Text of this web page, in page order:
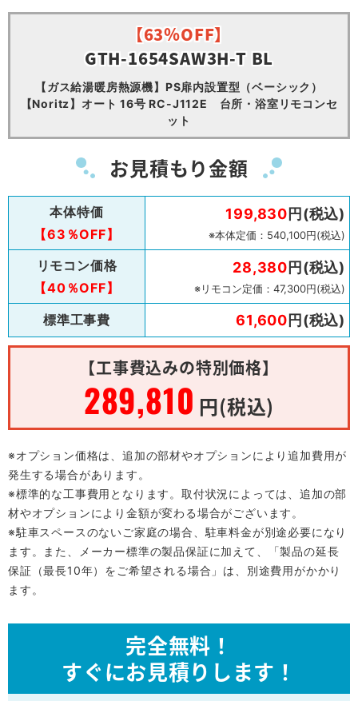
【63％OFF】
GTH-1654SAW3H-T BL
【ガス給湯暖房熱源機】PS扉内設置型（ベーシック）
【Noritz】オート 16号 RC-J112E 台所・浴室リモコンセ
ット
お見積もり金額
本体特価
【63％OFF】
199,830 円(税込)
※本体定価：540,100円(税込)
リモコン価格
【40％OFF】
28,380 円(税込)
※リモコン定価：47,300円(税込)
標準工事費 61,600 円(税込)
【工事費込みの特別価格】
289,810 円(税込)
※オプション価格は、追加の部材やオプションにより追加費用が
発生する場合があります。
※標準的な工事費用となります。取付状況によっては、追加の部
材やオプションにより金額が変わる場合がございます。
※駐車スペースのないご家庭の場合、駐車料金が別途必要になり
ます。また、メーカー標準の製品保証に加えて、「製品の延長
保証（最長10年）をご希望される場合」は、別途費用がかかり
ます。
完全無料！
すぐにお見積りします！